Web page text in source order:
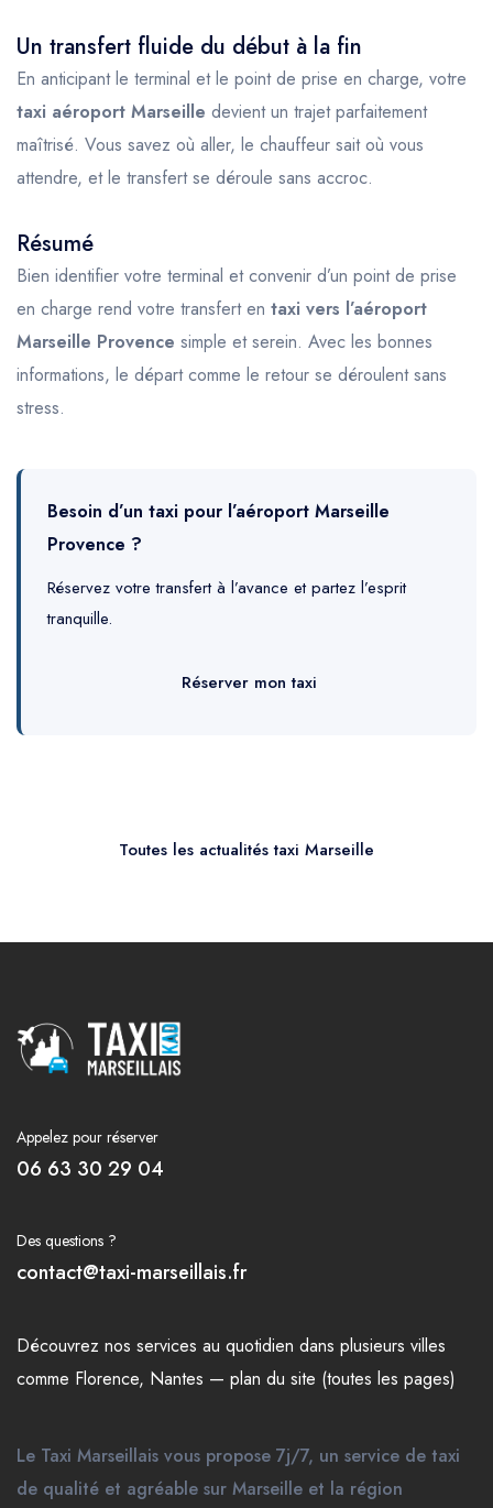
Un transfert fluide du début à la fin
En anticipant le terminal et le point de prise en charge, votre
taxi aéroport Marseille devient un trajet parfaitement
maîtrisé. Vous savez où aller, le chauffeur sait où vous
attendre, et le transfert se déroule sans accroc.
Résumé
Bien identifier votre terminal et convenir d’un point de prise
en charge rend votre transfert en taxi vers l’aéroport
Marseille Provence simple et serein. Avec les bonnes
informations, le départ comme le retour se déroulent sans
stress.
Besoin d’un taxi pour l’aéroport Marseille
Provence ?
Réservez votre transfert à l’avance et partez l’esprit
tranquille.
Réserver mon taxi
Toutes les actualités taxi Marseille
Appelez pour réserver
06 63 30 29 04
Des questions ?
contact@taxi-marseillais.fr
Découvrez nos services au quotidien dans plusieurs villes
comme Florence, Nantes — plan du site (toutes les pages)
Le Taxi Marseillais vous propose 7j/7, un service de taxi
de qualité et agréable sur Marseille et la région